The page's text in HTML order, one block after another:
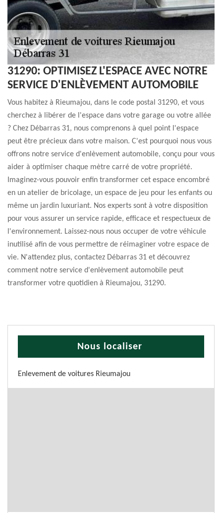
31290: OPTIMISEZ L'ESPACE AVEC NOTRE
SERVICE D'ENLÈVEMENT AUTOMOBILE
Vous habitez à Rieumajou, dans le code postal 31290, et vous
cherchez à libérer de l'espace dans votre garage ou votre allée
? Chez Débarras 31, nous comprenons à quel point l'espace
peut être précieux dans votre maison. C'est pourquoi nous vous
offrons notre service d'enlèvement automobile, conçu pour vous
aider à optimiser chaque mètre carré de votre propriété.
Imaginez-vous pouvoir enfin transformer cet espace encombré
en un atelier de bricolage, un espace de jeu pour les enfants ou
même un jardin luxuriant. Nos experts sont à votre disposition
pour vous assurer un service rapide, efficace et respectueux de
l'environnement. Laissez-nous nous occuper de votre véhicule
inutilisé afin de vous permettre de réimaginer votre espace de
vie. N'attendez plus, contactez Débarras 31 et découvrez
comment notre service d'enlèvement automobile peut
transformer votre quotidien à Rieumajou, 31290.
Nous localiser
Enlevement de voitures Rieumajou